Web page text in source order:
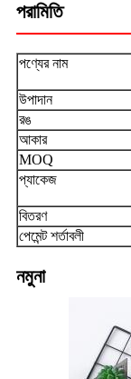
পরামিতি
পণ্যের নাম
উপাদান
রঙ
আকার
MOQ
প্যাকেজ
বিতরণ
পেমেন্ট শর্তাবলী
নমুনা